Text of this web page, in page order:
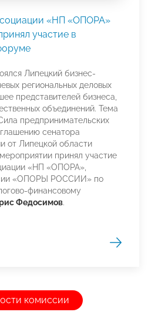
«НП «ОПОРА»
участие в
Липецкий бизнес-
региональных деловых
представителей бизнеса,
объединений. Тема
предпринимательских
сенатора
от Липецкой области
принял участие
«НП «ОПОРА»,
«ОПОРЫ РОССИИ» по
финансовому
Федосимов.
комиссии